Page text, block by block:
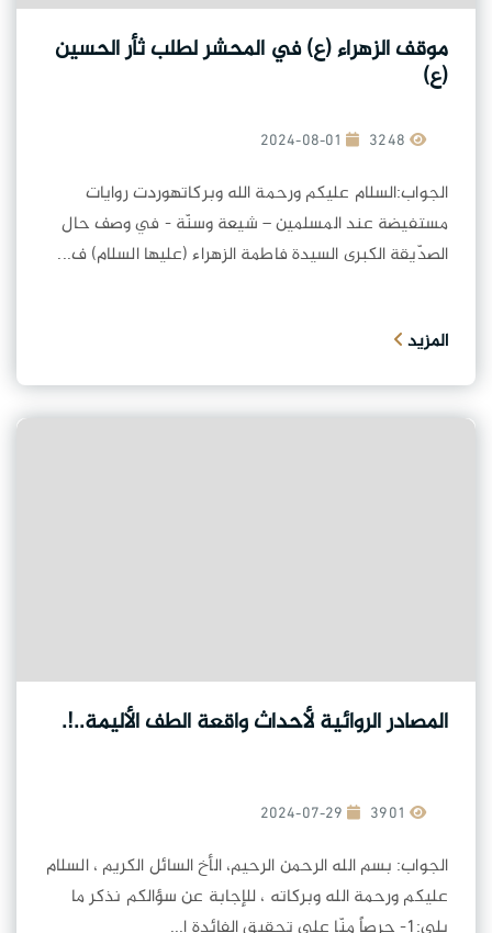
موقف الزهراء (ع) في المحشر لطلب ثأر الحسين
(ع)
2024-08-01
الجواب:السلام عليكم ورحمة الله وبركاتهوردت روايات
مستفيضة عند المسلمين – شيعة وسنّة - في وصف حال
الصدّيقة الكبرى السيدة فاطمة الزهراء (عليها السلام) ف...
المزيد
المصادر الروائية لأحداث واقعة الطف الأليمة..!.
2024-07-29
الجواب: بسم الله الرحمن الرحيم، الأخ السائل الكريم ، السلام
عليكم ورحمة الله وبركاته ، للإجابة عن سؤالكم نذكر ما